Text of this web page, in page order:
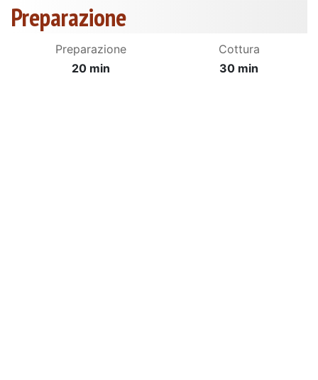
Preparazione
Preparazione
20 min
Cottura
30 min